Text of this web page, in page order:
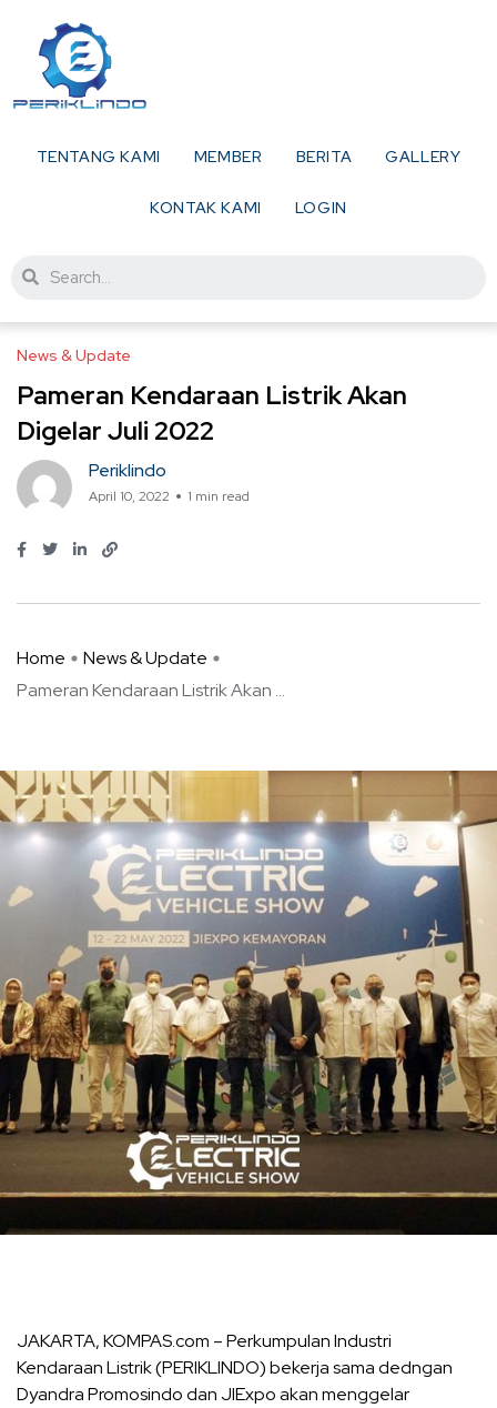
TENTANG KAMI MEMBER BERITA GALLERY
KONTAK KAMI LOGIN
News & Update
Pameran Kendaraan Listrik Akan
Digelar Juli 2022
Periklindo
April 10, 2022 1 min read
Home
News & Update
Pameran Kendaraan Listrik Akan ...
JAKARTA, KOMPAS.com – Perkumpulan Industri
Kendaraan Listrik (PERIKLINDO) bekerja sama dedngan
Dyandra Promosindo dan JIExpo akan menggelar